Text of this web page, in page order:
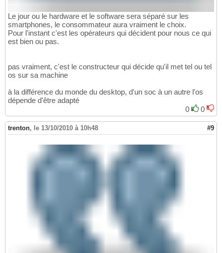
Le jour ou le hardware et le software sera séparé sur les
smartphones, le consommateur aura vraiment le choix.
Pour l'instant c'est les opérateurs qui décident pour nous ce qui
est bien ou pas.
pas vraiment, c'est le constructeur qui décide qu'il met tel ou tel
os sur sa machine
à la différence du monde du desktop, d'un soc à un autre l'os
dépende d'être adapté
0
0
trenton, le 13/10/2010 à 10h48 #9